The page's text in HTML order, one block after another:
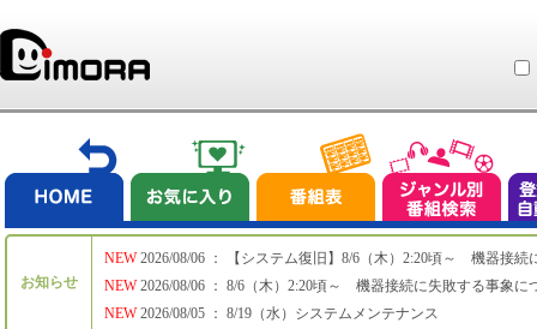
お知らせ
NEW
NEW
NEW
2026/08/06 ： 【システム復旧】8/6（木）2:20頃～ 機器接続
2026/08/06 ： 8/6（木）2:20頃～ 機器接続に失敗する事象に
2026/08/05 ： 8/19（水）システムメンテナンス